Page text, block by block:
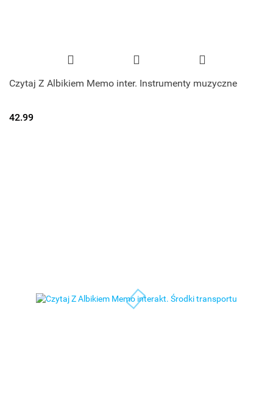
Czytaj Z Albikiem Memo inter. Instrumenty muzyczne
42.99